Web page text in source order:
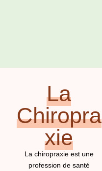
La
Chiropra
xie
La chiropraxie est une
profession de santé